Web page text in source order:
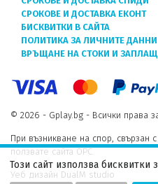
СРОКОВЕ И ДОСТАВКА ЕКОНТ
БИСКВИТКИ В САЙТА
ПОЛИТИКА ЗА ЛИЧНИТЕ ДАННИ
ВРЪЩАНЕ НА СТОКИ И
© 2026 - Gplay.bg - Всички права
При възникване на спор, свързан
ползвате сайта ОРС.
Уеб дизайн DualM studio
Този сайт използва бисквитки